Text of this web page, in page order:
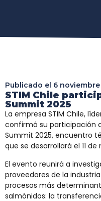
Publicado el 6
STIM Chile
Summit 2025
La empresa STIM Chile,
confirmó su participación
Summit 2025, encuentro
que se desarrollará el 11
El evento reunirá a
proveedores de la
procesos más
salmónidos: la